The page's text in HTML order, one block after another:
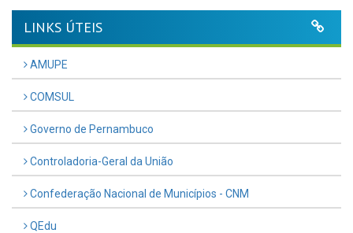
LINKS ÚTEIS
AMUPE
COMSUL
Governo de Pernambuco
Controladoria-Geral da União
Confederação Nacional de Municípios - CNM
QEdu